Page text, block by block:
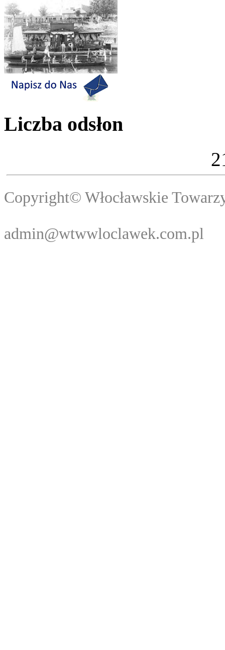
Liczba odsłon
2
Copyright©
admin@wtwwloclawek.com.pl